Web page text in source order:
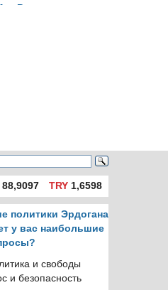
и Россия
88,9097 TRY1,6598
политики Эрдогана
у вас наибольшие
и свободы
и безопасность